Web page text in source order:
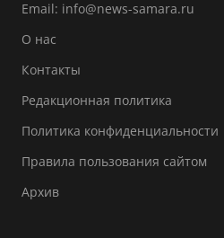
Email: info@news-samara.ru
О нас
Контакты
Редакционная политика
Политика конфиденциальности
Правила пользования сайтом
Архив